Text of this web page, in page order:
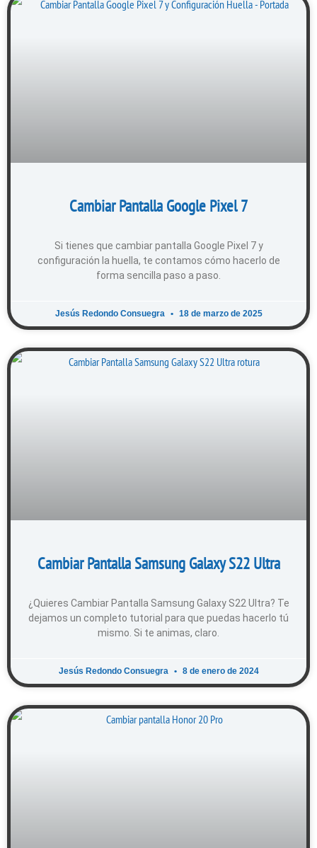
Cambiar Pantalla Google Pixel 7
Si tienes que cambiar pantalla Google Pixel 7 y
configuración la huella, te contamos cómo hacerlo de
forma sencilla paso a paso.
Jesús Redondo Consuegra 18 de marzo de 2025
Cambiar Pantalla Samsung Galaxy S22 Ultra
¿Quieres Cambiar Pantalla Samsung Galaxy S22 Ultra? Te
dejamos un completo tutorial para que puedas hacerlo tú
mismo. Si te animas, claro.
Jesús Redondo Consuegra 8 de enero de 2024